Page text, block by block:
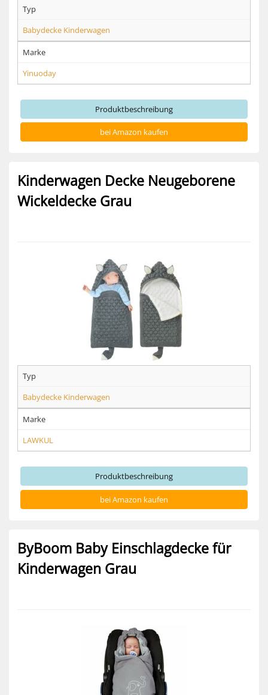
Typ
Babydecke Kinderwagen
Marke
Yinuoday
Produktbeschreibung
bei Amazon kaufen
Kinderwagen Decke Neugeborene
Wickeldecke Grau
Typ
Babydecke Kinderwagen
Marke
LAWKUL
Produktbeschreibung
bei Amazon kaufen
ByBoom Baby Einschlagdecke für
Kinderwagen Grau